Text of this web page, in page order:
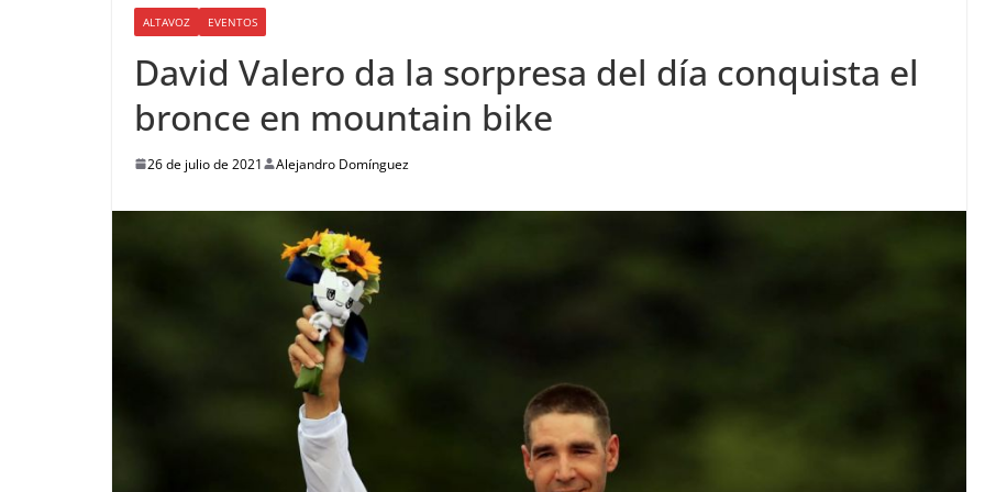
ALTAVOZ EVENTOS
David Valero da la sorpresa del día conquista el
bronce en mountain bike
26 de julio de 2021 Alejandro Domínguez